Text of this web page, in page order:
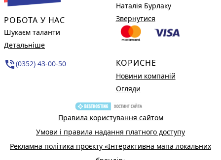
РОБОТА У НАС
Шукаєм таланти
Детальніше
phone_in_talk(0352) 43-00-50
Наталія Бурлаку
Звернутися
КОРИСНЕ
Новини компаній
Огляди
Правила користування сайтом
Умови і правила надання платного доступу
Рекламна політика проєкту «Інтерактивна мапа локальних